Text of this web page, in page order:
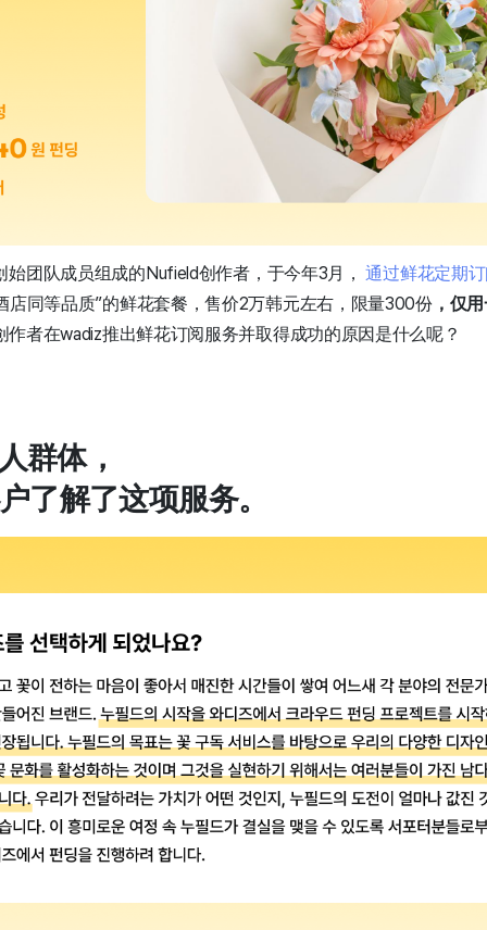
始团队成员组成的Nufield创作者，于今年3月，通过鲜花定期
店同等品质”的鲜花套餐，售价2万韩元左右，限量300份，仅
作者在wadiz推出鲜花订阅服务并取得成功的原因是什么呢？
群体，
了解了这项服务。